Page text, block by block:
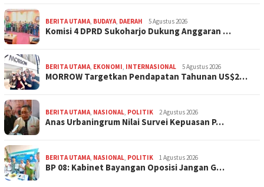
BERITA UTAMA, BUDAYA, DAERAH 5 Agustus 2026
Komisi 4 DPRD Sukoharjo Dukung Anggaran …
BERITA UTAMA, EKONOMI, INTERNASIONAL 5 Agustus 2026
MORROW Targetkan Pendapatan Tahunan US$2…
BERITA UTAMA, NASIONAL, POLITIK 2 Agustus 2026
Anas Urbaningrum Nilai Survei Kepuasan P…
BERITA UTAMA, NASIONAL, POLITIK 1 Agustus 2026
BP 08: Kabinet Bayangan Oposisi Jangan G…